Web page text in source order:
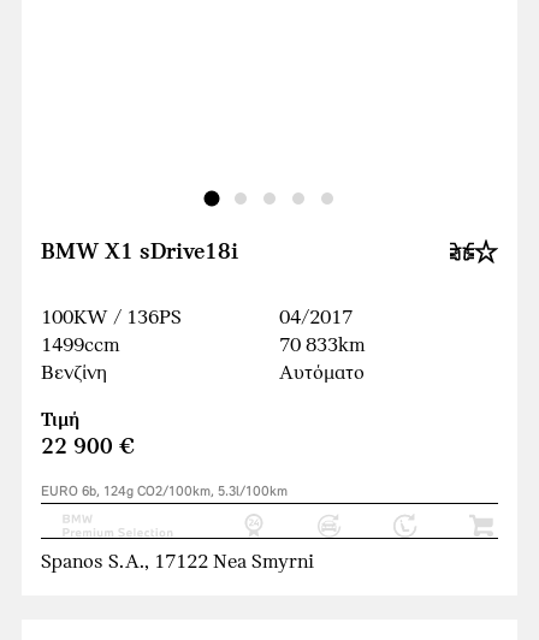
BMW X1 sDrive18i
100KW / 136PS
1499ccm
Βενζίνη
04/2017
70 833km
Αυτόματο
Τιμή
22 900 €
EURO 6b, 124g CO2/100km, 5.3l/100km
Spanos S.A., 17122 Nea Smyrni